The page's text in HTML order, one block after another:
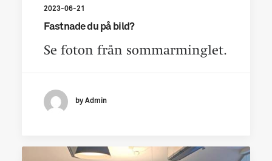
2023-06-21
Fastnade du på bild?
Se foton från sommarminglet.
by Admin